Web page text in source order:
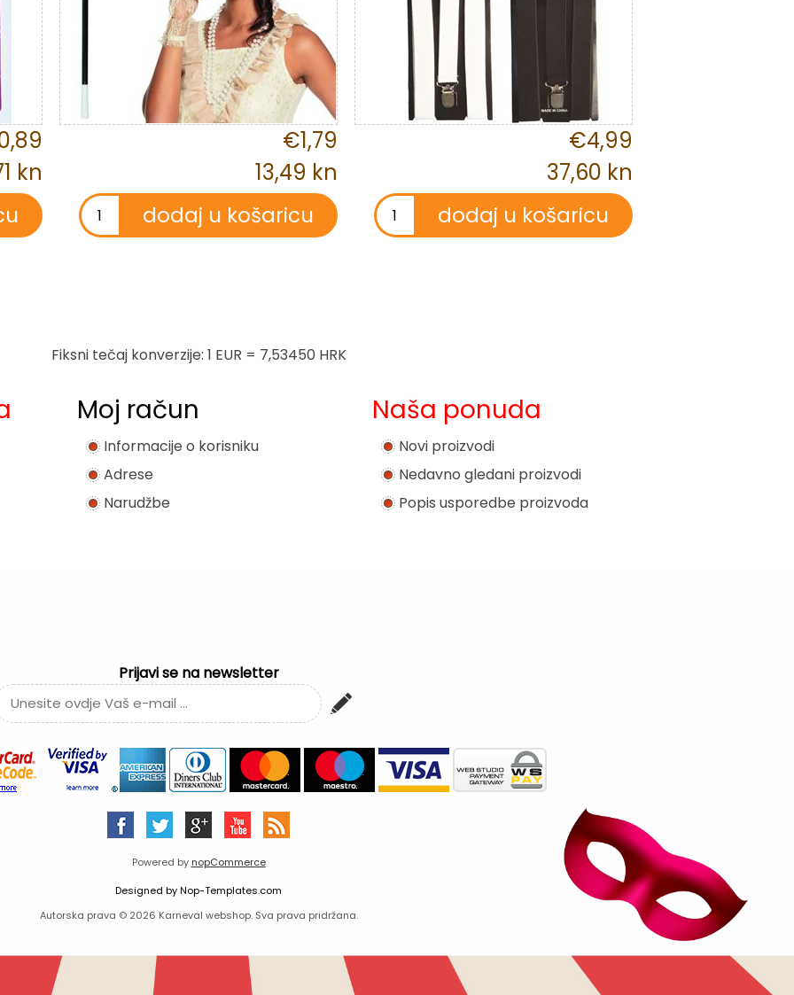
kn
€1,79
13,49 kn
€4,99
37,60 kn
Fiksni tečaj konverzije: 1 EUR = 7,53450 HRK
Moj račun
Informacije o korisniku
Adrese
Narudžbe
Naša ponuda
Novi proizvodi
Nedavno gledani proizvodi
Popis usporedbe proizvoda
Prijavi se na newsletter
Powered by nopCommerce
Designed byNop-Templates.com
Autorska prava © 2026 Karneval webshop. Sva prava pridržana.